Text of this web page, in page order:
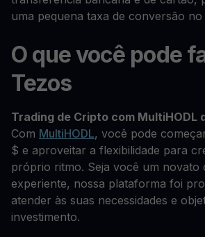
uma pequena taxa de conversão no
O que você pode
Tezos
Trading de Cripto com MultiHODL
Com MultiHODL, você pode
$ e aproveitar a flexibilidade para
próprio ritmo. Seja você um novato
experiente, nossa plataforma foi
atender às suas necessidades e
investimento.